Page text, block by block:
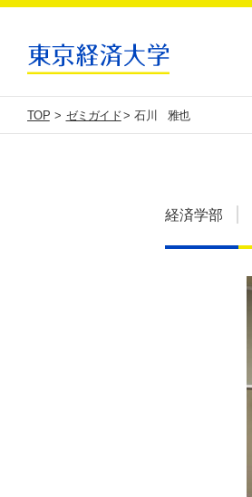
TOP ゼミガイド 石川 雅也
経済学部